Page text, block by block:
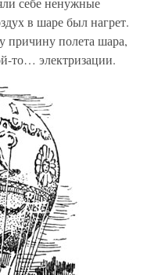
в шаре был нагрет.
причину полета шара,
то… электризации.